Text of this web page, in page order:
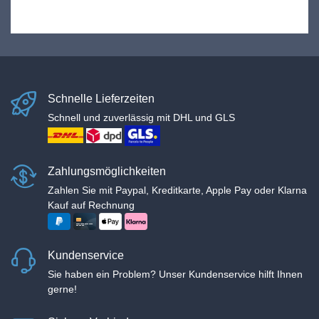
Schnelle Lieferzeiten
Schnell und zuverlässig mit DHL und GLS
Zahlungsmöglichkeiten
Zahlen Sie mit Paypal, Kreditkarte, Apple Pay oder Klarna
Kauf auf Rechnung
Kundenservice
Sie haben ein Problem? Unser Kundenservice hilft Ihnen
gerne!